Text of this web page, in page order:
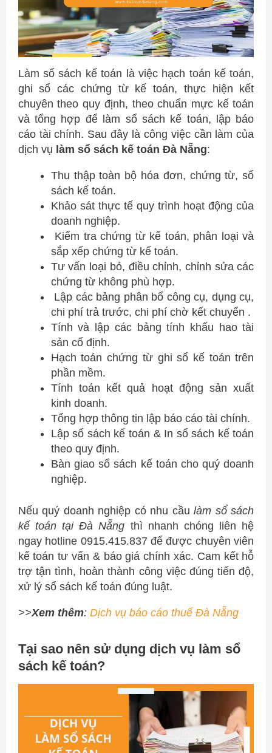
Làm sổ sách kế toán là việc hạch toán kế toán,
ghi sổ các chứng từ kế toán, thực hiện kết
chuyên theo quy định, theo chuẩn mực kế toán
và tổng hợp để làm sổ sách kế toán, lập báo
cáo tài chính. Sau đây là công việc cần làm của
dịch vụ làm sổ sách kế toán Đà Nẵng:
Thu thập toàn bộ hóa đơn, chứng từ, sổ
sách kế toán.
Khảo sát thực tế quy trình hoạt động của
doanh nghiệp.
Kiểm tra chứng từ kế toán, phân loại và
sắp xếp chứng từ kế toán.
Tư vấn loại bỏ, điều chỉnh, chỉnh sửa các
chứng từ không phù hợp.
Lập các bảng phân bổ công cụ, dụng cụ,
chi phí trả trước, chi phí chờ kết chuyển .
Tính và lập các bảng tính khấu hao tài
sản cố định.
Hạch toán chứng từ ghi sổ kế toán trên
phần mềm.
Tính toán kết quả hoạt động sản xuất
kinh doanh.
Tổng hợp thông tin lập báo cáo tài chính.
Lập sổ sách kế toán & In sổ sách kế toán
theo quy định.
Bàn giao sổ sách kế toán cho quý doanh
nghiệp.
Nếu quý doanh nghiệp có nhu cầu làm sổ sách
kế toán tại Đà Nẵng thì nhanh chóng liên hệ
ngay hotline 0915.415.837 để được chuyên viên
kế toán tư vấn & báo giá chính xác. Cam kết hỗ
trợ tận tình, hoàn thành công việc đúng tiến độ,
xử lý sổ sách kế toán đúng luật.
>>Xem thêm: Dịch vụ báo cáo thuế Đà Nẵng
Tại sao nên sử dụng dịch vụ làm sổ
sách kế toán?